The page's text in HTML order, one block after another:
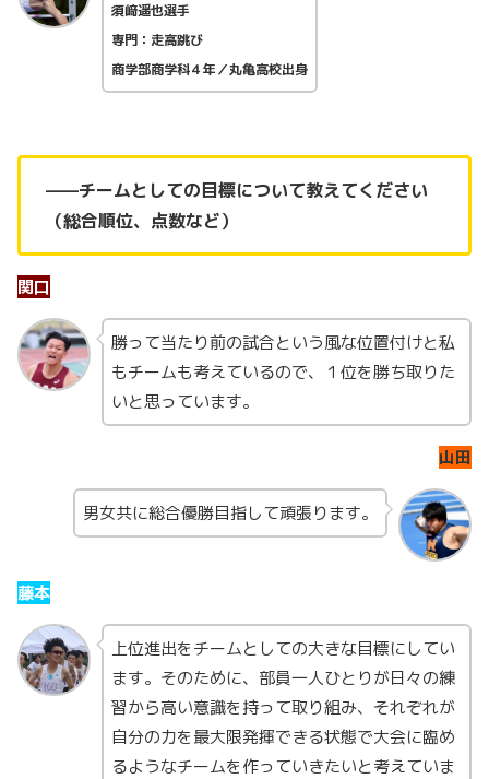
須﨑遥也選手
専門：走高跳び
商学部商学科４年／丸亀高校出身
——チームとしての目標について教えてください
（総合順位、点数など）
関口
勝って当たり前の試合という風な位置付けと私
もチームも考えているので、１位を勝ち取りた
いと思っています。
山田
男女共に総合優勝目指して頑張ります。
藤本
上位進出をチームとしての大きな目標にしてい
ます。そのために、部員一人ひとりが日々の練
習から高い意識を持って取り組み、それぞれが
自分の力を最大限発揮できる状態で大会に臨め
るようなチームを作っていきたいと考えていま